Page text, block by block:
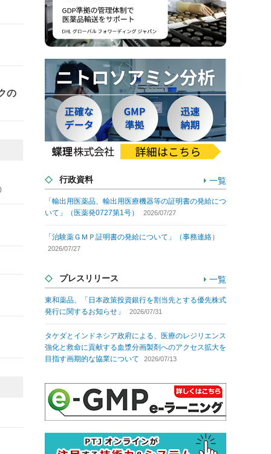
の
行政資料 一覧
「輸出用医薬品、輸出用医療機器等の証明書の発給につ
いて」（医薬発0727第1号）
2026/07/27
「治験薬ＧＭＰ証明書の発給について」（事務連絡）
2026/07/27
プレスリリース 一覧
東和薬品、「日本政策投資銀行を割当先とする優先株式
発行に関するお知らせ」
2026/07/31
タケダとインドネシア政府による、医療のレジリエンス
強化と救命に貢献する血漿分画製剤へのアクセス拡大を
目指す画期的な協業について
2026/07/13